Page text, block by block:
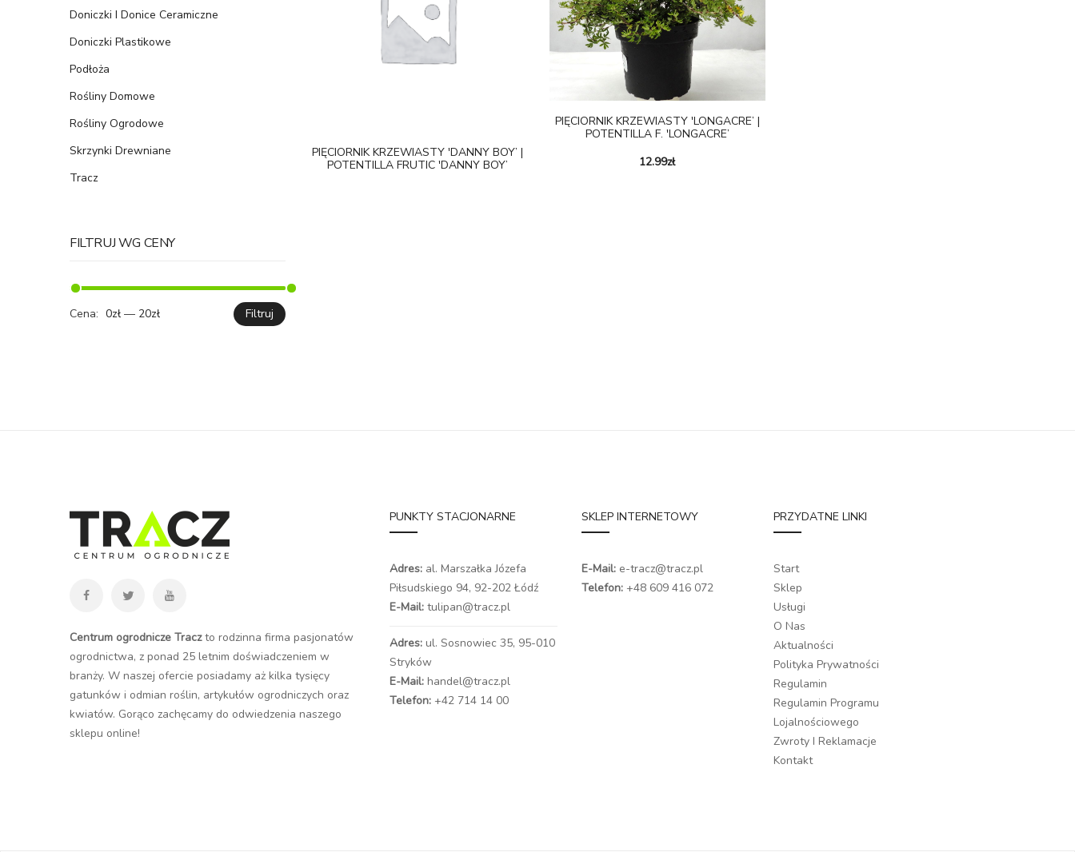
Doniczki I Donice Ceramiczne
Doniczki Plastikowe
Podłoża
Rośliny Domowe
Rośliny Ogrodowe
Skrzynki Drewniane
Tracz
FILTRUJ WG CENY
Filtruj
Cena: 0zł — 20zł
PIĘCIORNIK KRZEWIASTY 'DANNY BOY’ |
POTENTILLA FRUTIC 'DANNY BOY’
PIĘCIORNIK KRZEWIASTY 'LONGACRE’ |
POTENTILLA F. 'LONGACRE’
12.99zł
Centrum ogrodnicze Traczto rodzinna firma pasjonatów
ogrodnictwa, z ponad 25 letnim doświadczeniem w
branży. W naszej ofercie posiadamy aż kilka tysięcy
gatunków i odmian roślin, artykułów ogrodniczych oraz
kwiatów. Gorąco zachęcamy do odwiedzenia naszego
sklepu online!
PUNKTY STACJONARNE
Adres: al. Marszałka Józefa
Piłsudskiego 94, 92-202 Łódź
E-Mail: tulipan@tracz.pl
Adres: ul. Sosnowiec 35, 95-010
Stryków
E-Mail: handel@tracz.pl
Telefon: +42 714 14 00
SKLEP INTERNETOWY
E-Mail: e-tracz@tracz.pl
Telefon: +48 609 416 072
PRZYDATNE LINKI
Start
Sklep
Usługi
O Nas
Aktualności
Polityka Prywatności
Regulamin
Regulamin Programu
Lojalnościowego
Zwroty I Reklamacje
Kontakt